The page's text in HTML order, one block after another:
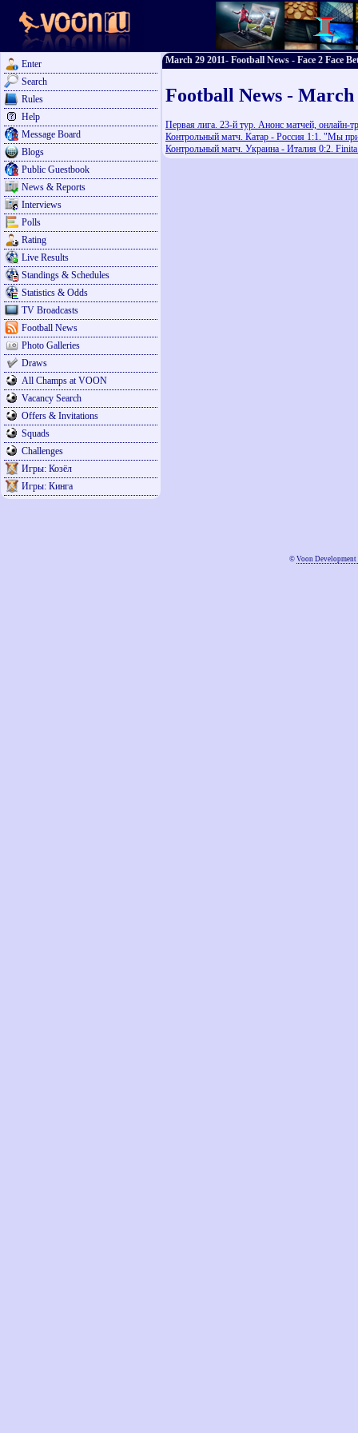
Enter
Search
Rules
Help
Message Board
Blogs
Public Guestbook
News & Reports
Interviews
Polls
Rating
Live Results
Standings & Schedules
Statistics & Odds
TV Broadcasts
Football News
Photo Galleries
Draws
All Champs at VOON
Vacancy Search
Offers & Invitations
Squads
Challenges
Игры: Козёл
Игры: Кинга
March 29 2011- Football News - Face 2 Face
Football News - March
Первая лига. 23-й тур. Анонс матчей, онлайн-
Контрольный матч. Катар - Россия 1:1. "Мы
Контрольный матч. Украина - Италия 0:2.
© Voon Development